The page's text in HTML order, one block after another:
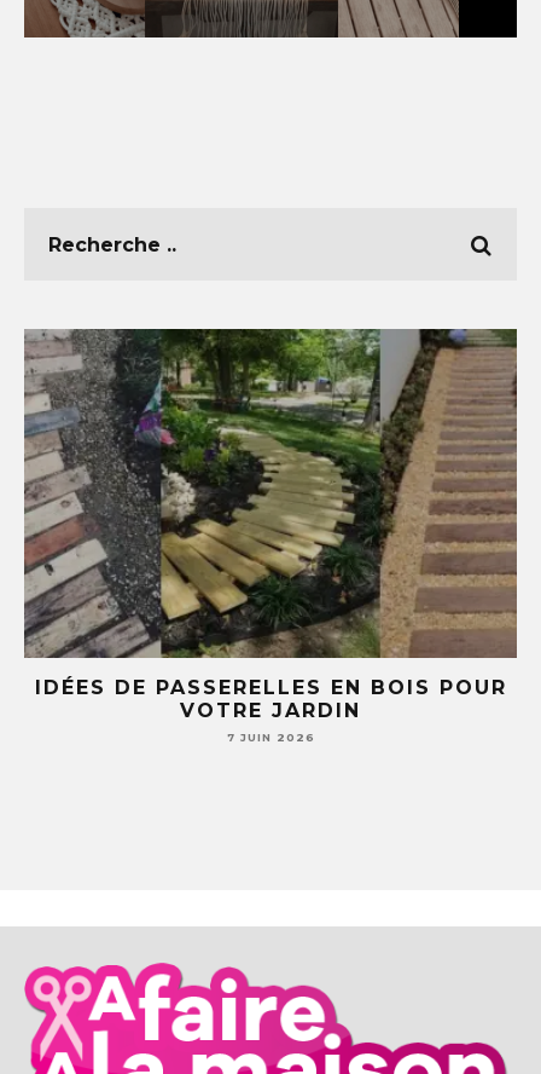
IDÉES DE PASSERELLES EN BOIS POUR
VOTRE JARDIN
7 JUIN 2026